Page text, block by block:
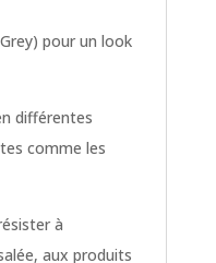
pour un look
différentes
comme les
à
aux produits